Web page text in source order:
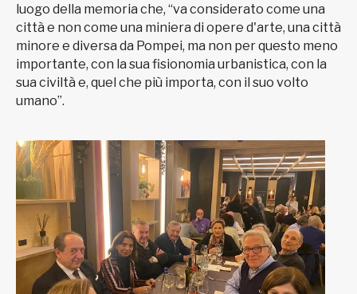
luogo della memoria che, “va considerato come una
città e non come una miniera di opere d'arte, una città
minore e diversa da Pompei, ma non per questo meno
importante, con la sua fisionomia urbanistica, con la
sua civiltà e, quel che più importa, con il suo volto
umano”.